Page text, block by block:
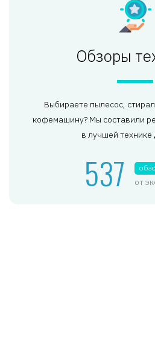
Обзоры
Выбираете пылесос,
кофемашину? Мы составили
в лучшей технике
537 от